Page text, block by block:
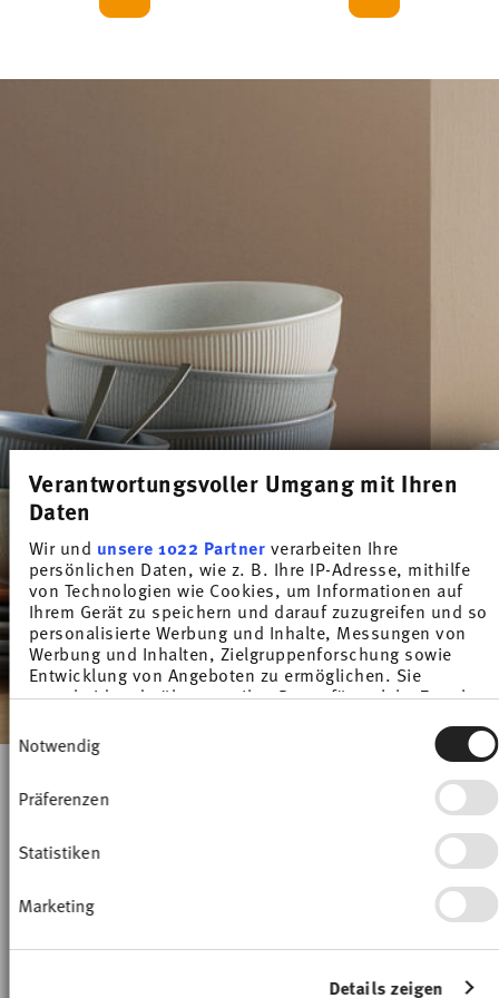
Verantwortungsvoller Umgang mit Ihren
Daten
Wir und unsere 1022 Partnerverarbeiten Ihre
persönlichen Daten, wie z. B. Ihre IP-Adresse, mithilfe
von Technologien wie Cookies, um Informationen auf
Ihrem Gerät zu speichern und darauf zuzugreifen und so
personalisierte Werbung und Inhalte, Messungen von
Werbung und Inhalten, Zielgruppenforschung sowie
Entwicklung von Angeboten zu ermöglichen. Sie
entscheiden darüber, wer Ihre Daten für welche Zwecke
Cookie-Erklärung oder durch Klicken auf das Privacy
Trigger Symbol ändern oder widerrufen
Wenn Sie es erlauben, würden wir auch gerne:
erfassen, welche bis auf einige Meter genau sein
bestimmten Merkmalen (Fingerprinting)
Erfahren Sie mehr darüber, wie Ihre persönlichen Daten
verarbeitet werden, und legen Sie Ihre Präferenzen im
Notwendig
Präferenzen
Statistiken
Marketing
Details zeigen
-15%